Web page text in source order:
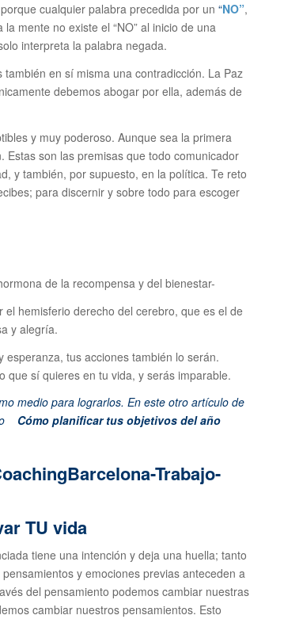
cualquier palabra precedida por un “NO”,
mente no existe el “NO” al inicio de una
interpreta la palabra negada.
también en sí misma una contradicción. La Paz
debemos abogar por ella, además de
y muy poderoso. Aunque sea la primera
son las premisas que todo comunicador
y también, por supuesto, en la política. Te reto
para discernir y sobre todo para escoger
de la recompensa y del bienestar-
hemisferio derecho del cerebro, que es el de
y alegría.
tus acciones también lo serán.
que sí quieres en tu vida, y serás imparable.
medio para lograrlos. En este otro artículo de
Cómo planificar tus objetivos del año
TU vida
tiene una intención y deja una huella; tanto
y emociones previas anteceden a
del pensamiento podemos cambiar nuestras
cambiar nuestros pensamientos. Esto